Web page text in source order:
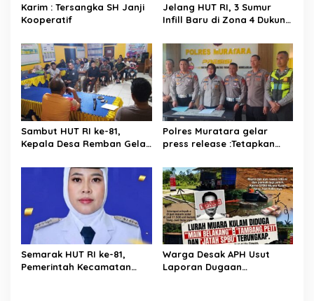
Karim : Tersangka SH Janji
Kooperatif
Jelang HUT RI, 3 Sumur
Infill Baru di Zona 4 Dukung
Sambut HUT RI ke-81,
Kepala Desa Remban Gelar
Panitia
Polres Muratara gelar
press release :Tetapkan
Tersangka Kecelakaan
Maut antara Bus ALS dan
Tangki BBM Tewaskan 19
Orang
Semarak HUT RI ke-81,
Pemerintah Kecamatan
Warga Desak APH Usut
Laporan Dugaan